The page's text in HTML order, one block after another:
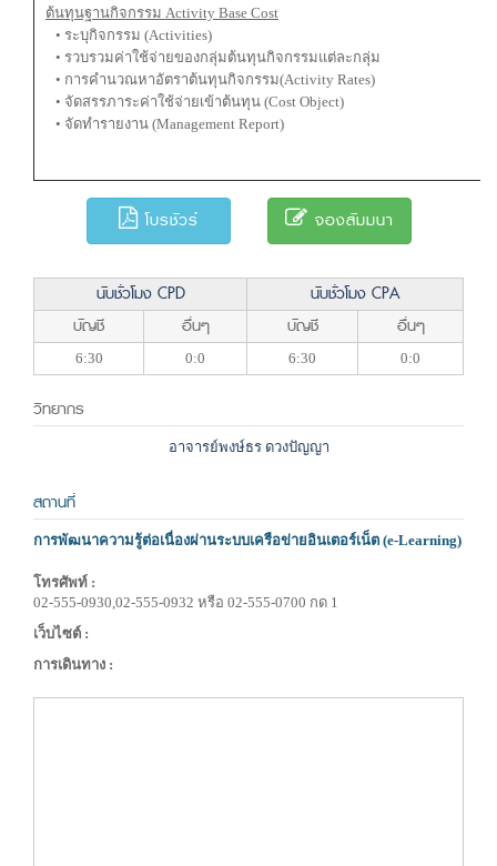
ต้นทุนฐานกิจกรรม Activity Base Cost
• ระบุกิจกรรม (Activities)
• รวบรวมค่าใช้จ่ายของกลุ่มต้นทุนกิจกรรมแต่ละกลุ่ม
• การคำนวณหาอัตราต้นทุนกิจกรรม(Activity Rates)
• จัดสรรภาระค่าใช้จ่ายเข้าต้นทุน (Cost Object)
• จัดทำรายงาน (Management Report)
โบรชัวร์ จองสัมมนา
นับชั่วโมง CPD
นับชั่วโมง CPA
บัญชี
อื่นๆ บัญชี อื่นๆ
6:30 0:0 6:30 0:0
วิทยากร
อาจารย์พงษ์ธร ดวงปัญญา
สถานที่
การพัฒนาความรู้ต่อเนื่องผ่านระบบเครือข่ายอินเตอร์เน็ต (e-Learning)
โทรศัพท์ :
02-555-0930,02-555-0932 หรือ 02-555-0700 กด 1
เว็บไซต์ :
การเดินทาง :